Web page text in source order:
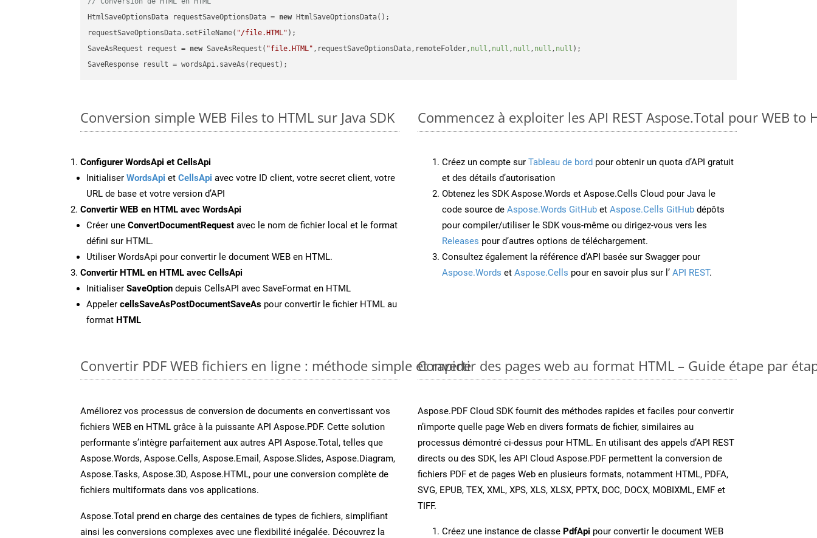
HtmlSaveOptionsData requestSaveOptionsData = new HtmlSaveOptionsData();
requestSaveOptionsData.setFileName( "/file.HTML" );
SaveAsRequest request = new SaveAsRequest( "file.HTML" ,requestSaveOptionsData,remoteFolder, null , null , null , null , null );
Conversion simple WEB Files to HTML sur Java SDK
Configurer WordsApi et CellsApi
Initialiser WordsApi et CellsApi avec votre ID client, votre secret client, votre
URL de base et votre version d’API
Convertir WEB en HTML avec WordsApi
Créer une ConvertDocumentRequest avec le nom de fichier local et le format
défini sur HTML.
Utiliser WordsApi pour convertir le document WEB en HTML.
Convertir HTML en HTML avec CellsApi
Initialiser SaveOption depuis CellsAPI avec SaveFormat en HTML
Appeler cellsSaveAsPostDocumentSaveAs pour convertir le fichier HTML au
format HTML
Commencez à exploiter les API REST Aspose.Total pour WEB to
Créez un compte sur Tableau de bord pour obtenir un quota d’API gratuit
et des détails d’autorisation
Obtenez les SDK Aspose.Words et Aspose.Cells Cloud pour Java le
code source de Aspose.Words GitHub et Aspose.Cells GitHub dépôts
pour compiler/utiliser le SDK vous-même ou dirigez-vous vers les
Releases pour d’autres options de téléchargement.
Consultez également la référence d’API basée sur Swagger pour
Aspose.Words et Aspose.Cells pour en savoir plus sur l’ API REST.
Convertir PDF WEB fichiers en ligne : méthode simple et rapide
Améliorez vos processus de conversion de documents en convertissant vos
fichiers WEB en HTML grâce à la puissante API Aspose.PDF. Cette solution
performante s’intègre parfaitement aux autres API Aspose.Total, telles que
Aspose.Words, Aspose.Cells, Aspose.Email, Aspose.Slides, Aspose.Diagram,
Aspose.Tasks, Aspose.3D, Aspose.HTML, pour une conversion complète de
fichiers multiformats dans vos applications.
Aspose.Total prend en charge des centaines de types de fichiers, simplifiant
ainsi les conversions complexes avec une flexibilité inégalée. Découvrez la
Convertir des pages web au format HTML – Guide étape par
Aspose.PDF Cloud SDK fournit des méthodes rapides et faciles pour convertir
n’importe quelle page Web en divers formats de fichier, similaires au
processus démontré ci-dessus pour HTML. En utilisant des appels d’API REST
directs ou des SDK, les API Cloud Aspose.PDF permettent la conversion de
fichiers PDF et de pages Web en plusieurs formats, notamment HTML, PDFA,
SVG, EPUB, TEX, XML, XPS, XLS, XLSX, PPTX, DOC, DOCX, MOBIXML, EMF et
TIFF.
Créez une instance de classe PdfApi pour convertir le document WEB